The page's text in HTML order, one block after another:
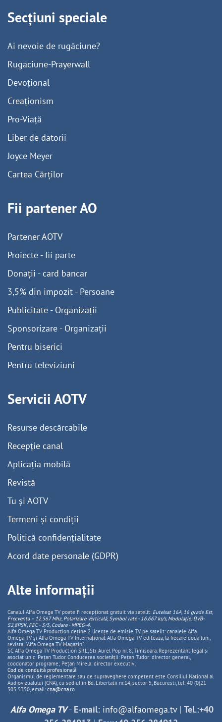
Secțiuni speciale
Ai nevoie de rugăciune?
Rugaciune-Prayerwall
Devoțional
Creaționism
Pro-Viață
Liber de datorii
Joyce Meyer
Cartea Cărților
Fii partener AO
Partener AOTV
Proiecte - fii parte
Donații - card bancar
3,5% din impozit - Persoane
Publicitate - Organizații
Sponsorizare - Organizații
Pentru biserici
Pentru televiziuni
Servicii AOTV
Resurse descărcabile
Recepție canal
Aplicația mobilă
Revistă
Tu și AOTV
Termeni și condiții
Politică confidențialitate
Acord date personale (GDPR)
Alte informații
Canalul Alfa Omega TV poate fi recepționat gratuit via satelit: Eutelsat 16A, 16 grade Est,
Frecventa – 12.567 Mhz, PolarizareVerticală, Symbol rate - 16.667 ks/s, Modulație: DVB-
S2,8PSK, FEC - 3/5, Codare - MPEG-4.
Alfa Omega TV Production deține 2 licențe de emisie TV pe satelit: canalele Alfa
Omega TV și Alfa Omega TV Internațional. Alfa Omega TV editeaza, la fiecare doua luni,
revista: "Alfa Omega TV Magazin".
SC Alfa Omega TV Production SRL, Str Aurel Pop nr. 8, Timisoara. Reprezentant legal și
asociat unic: Pețan Tudor. Conducerea societății: Pețan Tudor: director general,
coodonator programe; Pețan Mirela: director executiv;
Cod de conduită profesională
Organismul de reglementare sau de supraveghere competent este Consiliul National al
Audiovizualului (CNA), cu sediul in Bd. Libertatii nr.14, sector 5, Bucuresti, tel: 40 (0)21
305 5350, email: cna@cna.ro
Alfa Omega TV- E-mail: info@alfaomega.tv| Tel.:+40